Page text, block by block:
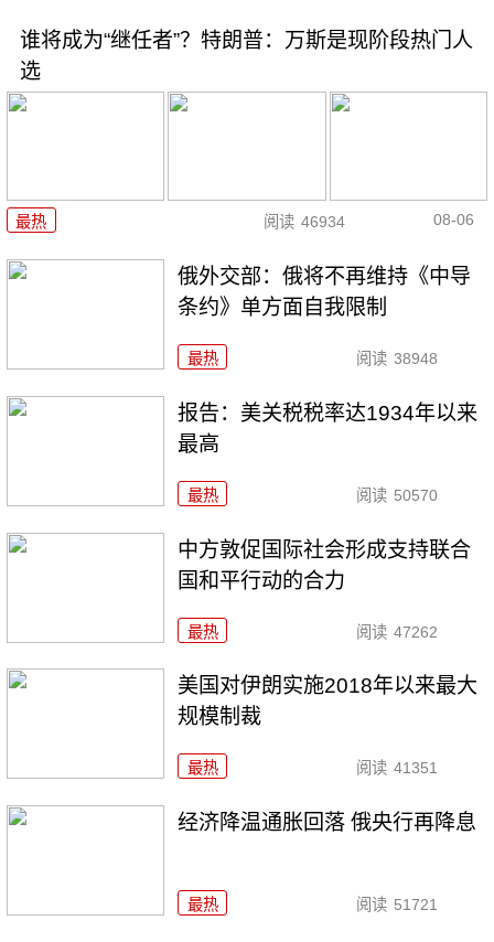
谁将成为“继任者”？特朗普：万斯是现阶段热门人
选
最热 阅读 46934 08-06
俄外交部：俄将不再维持《中导
条约》单方面自我限制
最热 阅读 38948
报告：美关税税率达1934年以来
最高
最热 阅读 50570
中方敦促国际社会形成支持联合
国和平行动的合力
最热 阅读 47262
美国对伊朗实施2018年以来最大
规模制裁
最热 阅读 41351
经济降温通胀回落 俄央行再降息
最热 阅读 51721